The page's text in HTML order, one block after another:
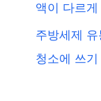
액이 다르
주방세제
청소에 쓰